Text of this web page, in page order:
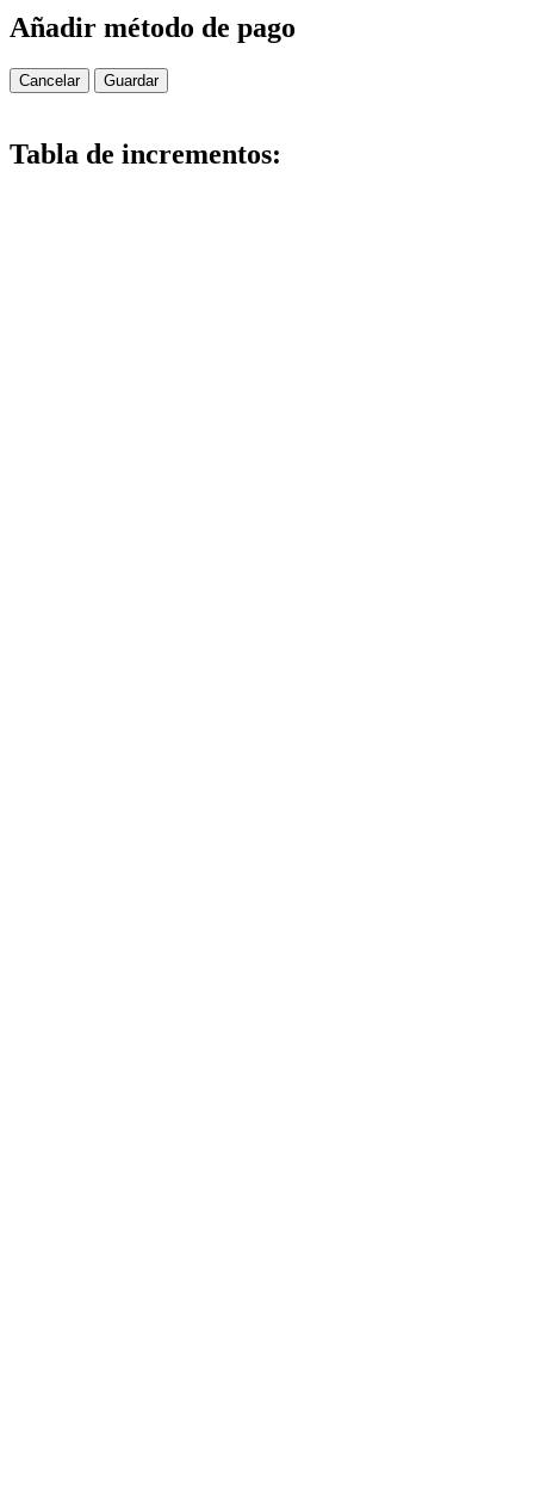
Añadir método de pago
Cancelar Guardar
Tabla de incrementos: